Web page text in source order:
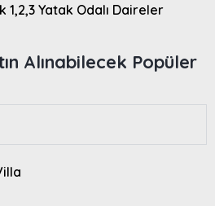
1,2,3 Yatak Odalı Daireler
Alınabilecek Popüler